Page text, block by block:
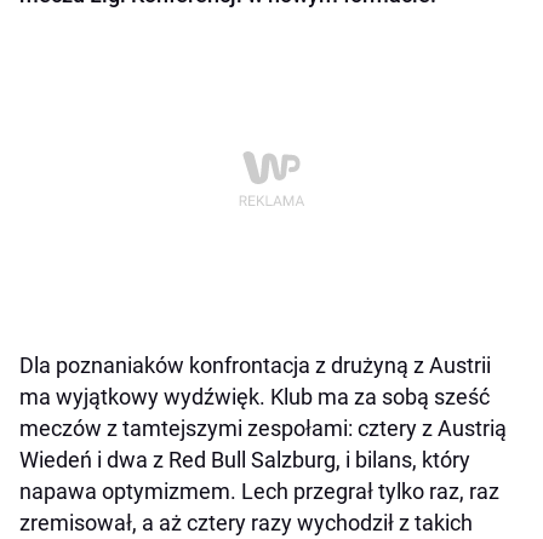
Dla poznaniaków konfrontacja z drużyną z Austrii
ma wyjątkowy wydźwięk. Klub ma za sobą sześć
meczów z tamtejszymi zespołami: cztery z Austrią
Wiedeń i dwa z Red Bull Salzburg, i bilans, który
napawa optymizmem. Lech przegrał tylko raz, raz
zremisował, a aż cztery razy wychodził z takich